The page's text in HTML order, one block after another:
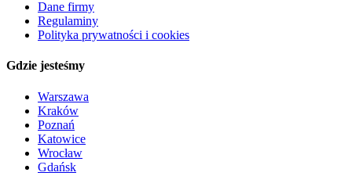
Dane firmy
Regulaminy
Polityka prywatności i cookies
Gdzie jesteśmy
Warszawa
Kraków
Poznań
Katowice
Wrocław
Gdańsk